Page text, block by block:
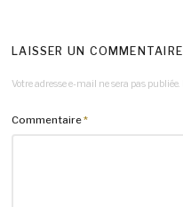
LAISSER UN COMMENTAIRE
Votre adresse e-mail ne sera pas publiée.
Commentaire*